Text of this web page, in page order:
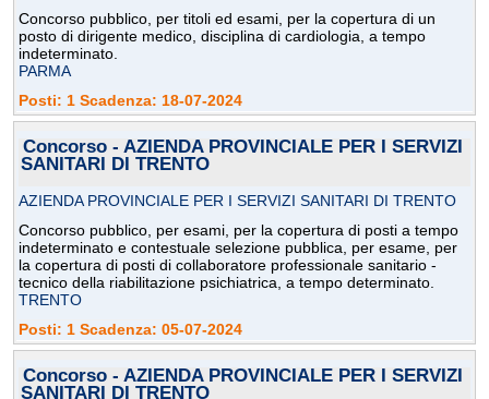
Concorso pubblico, per titoli ed esami, per la copertura di un
posto di dirigente medico, disciplina di cardiologia, a tempo
indeterminato.
PARMA
Posti: 1 Scadenza: 18-07-2024
Concorso - AZIENDA PROVINCIALE PER I SERVIZI
SANITARI DI TRENTO
AZIENDA PROVINCIALE PER I SERVIZI SANITARI DI TRENTO
Concorso pubblico, per esami, per la copertura di posti a tempo
indeterminato e contestuale selezione pubblica, per esame, per
la copertura di posti di collaboratore professionale sanitario -
tecnico della riabilitazione psichiatrica, a tempo determinato.
TRENTO
Posti: 1 Scadenza: 05-07-2024
Concorso - AZIENDA PROVINCIALE PER I SERVIZI
SANITARI DI TRENTO